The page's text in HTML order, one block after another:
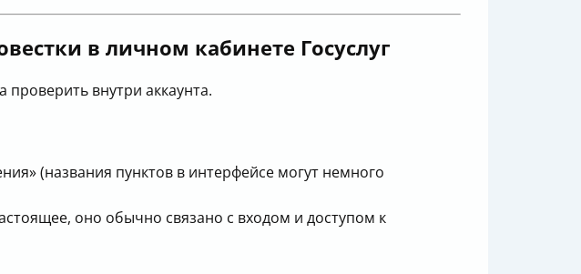
в личном кабинете Госуслуг
внутри аккаунта.
(названия пунктов в интерфейсе могут немного
оно обычно связано с входом и доступом к